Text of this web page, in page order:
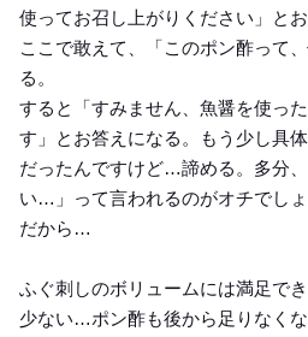
使ってお召し上がりください」とお
ここで敢えて、「このポン酢って
る。
すると「すみません、魚醤を使っ
す」とお答えになる。もう少し具
だったんですけど…諦める。多分
い…」って言われるのがオチでし
だから…
ふぐ刺しのボリュームには満足で
少ない…ポン酢も後から足りなく